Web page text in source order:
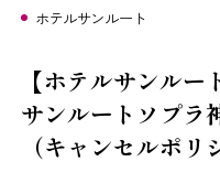
ホテルサンルート
【ホテルサンル
サンルートソプラ
（キャンセルポ